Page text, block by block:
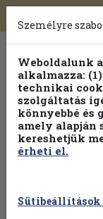
Toggle
Válogasson
Személyre
Weboldalunk
alkalmazza:
technikai
szolgáltatás
könnyebbé és
amely alapján
kereshetjük
érheti el.
Sütibeállítások